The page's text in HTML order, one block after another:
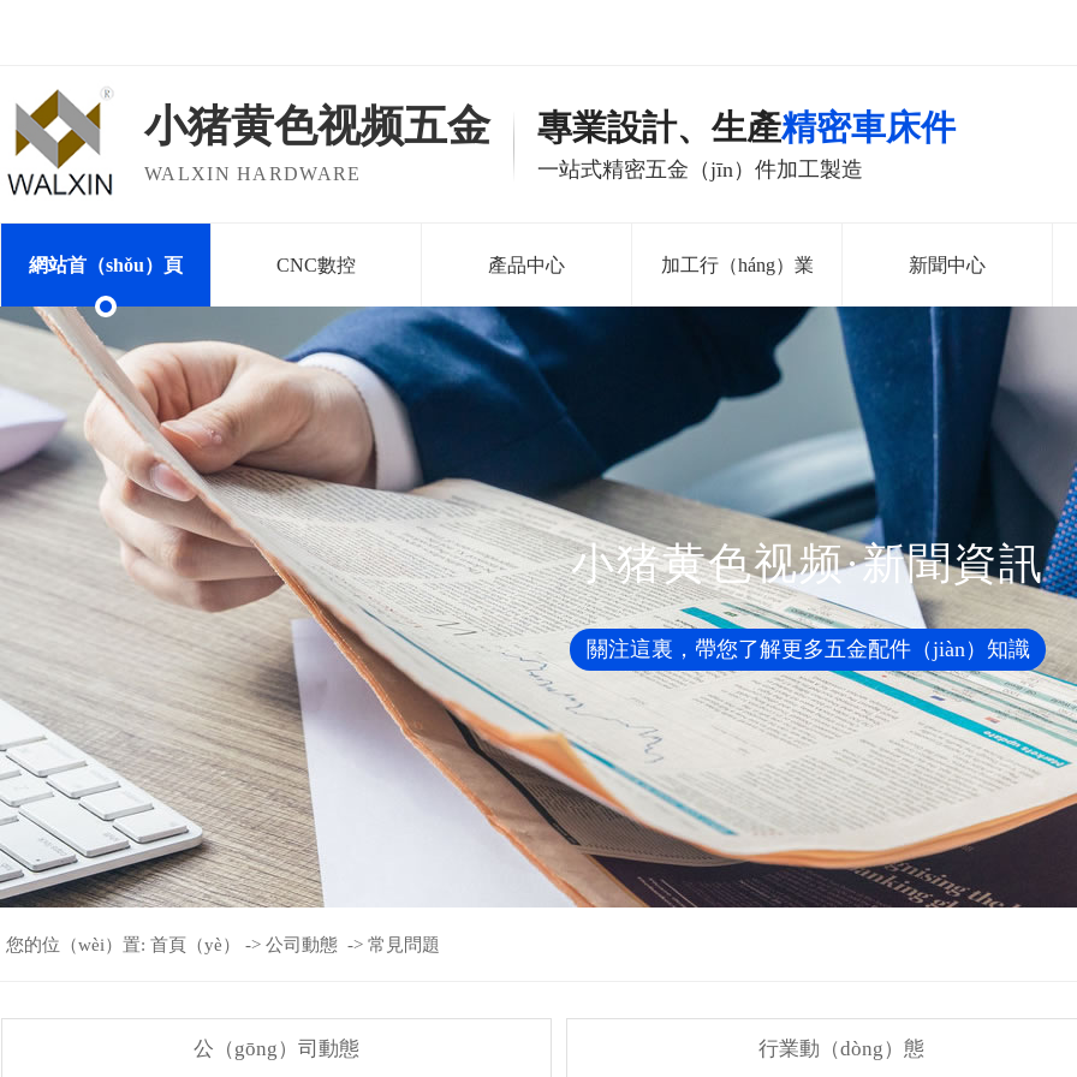
小猪黄色视频五金
WALXIN HARDWARE
專業設計、生產精密車床件
一站式精密五金（jīn）件加工製造
網站首（shǒu）頁 CNC數控 產品中心 加工行（háng）業 新聞中心
小猪黄色视频·新聞資訊
關注這裏，帶您了解更多五金配件（jiàn）知識
您的位（wèi）置: 首頁（yè） -> 公司動態 -> 常見問題
公（gōng）司動態 行業動（dòng）態